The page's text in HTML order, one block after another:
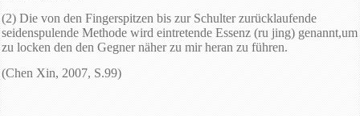
(2) Die von den Fingerspitzen bis zur Schulter zurücklaufende
seidenspulende Methode wird eintretende Essenz (ru jing) genannt,um
zu locken den den Gegner näher zu mir heran zu führen.
(Chen Xin, 2007, S.99)